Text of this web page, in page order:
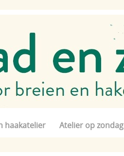
haakatelier Atelier op zondag